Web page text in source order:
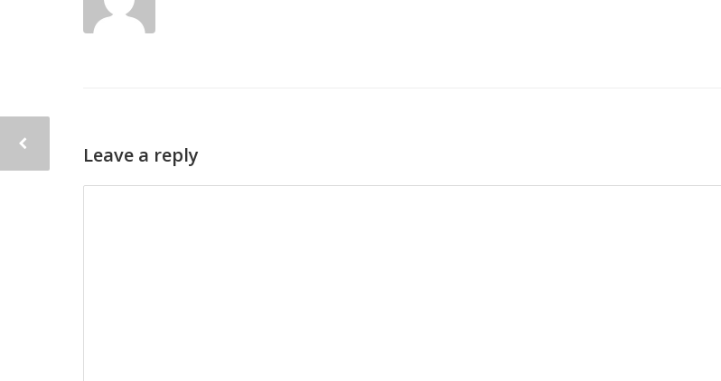
Leave a reply